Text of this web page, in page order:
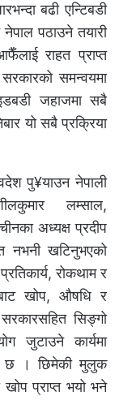
बढी एन्टिबडी
पठाउने तयारी
राहत प्राप्त
समन्वयमा
जहाजमा सबै
यो सबै प्रक्रिया
पु¥याउन नेपाली
लम्साल,
अध्यक्ष प्रदीप
नभनी खटिनुभएको
रोकथाम र
खोप, औषधि र
सरकारसहित सिङ्गो
जुटाउने कार्यमा
छ । छिमेकी मुलुक
खोप प्राप्त भयो भने